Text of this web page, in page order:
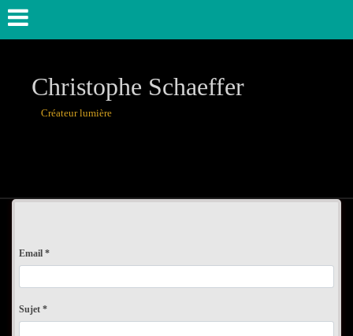
Christophe Schaeffer
Créateur lumière
Email *
Sujet *